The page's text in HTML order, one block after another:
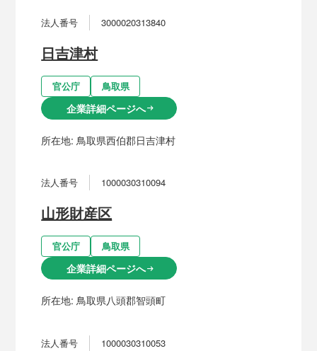
法人番号 3000020313840
日吉津村
官公庁 鳥取県
企業詳細ページへarrow_right_alt
所在地: 鳥取県西伯郡日吉津村
法人番号 1000030310094
山形財産区
官公庁 鳥取県
企業詳細ページへarrow_right_alt
所在地:鳥取県八頭郡智頭町
法人番号 1000030310053